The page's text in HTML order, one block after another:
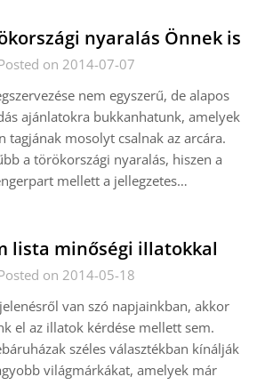
nyaralás Önnek is
on 2014-07-07
nem egyszerű, de alapos
ajánlatokra bukkanhatunk, amelyek
tagjának mosolyt csalnak az arcára.
a törökországi nyaralás, hiszen a
mellett a jellegzetes…
lista minőségi illatokkal
on 2014-05-18
van szó napjainkban, akkor
el az illatok kérdése mellett sem.
széles választékban kínálják
világmárkákat, amelyek már